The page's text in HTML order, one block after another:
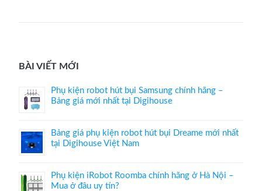
BÀI VIẾT MỚI
Phụ kiện robot hút bụi Samsung chính hãng –
Bảng giá mới nhất tại Digihouse
Bảng giá phụ kiện robot hút bụi Dreame mới nhất
tại Digihouse Việt Nam
Phụ kiện iRobot Roomba chính hãng ở Hà Nội –
Mua ở đâu uy tín?